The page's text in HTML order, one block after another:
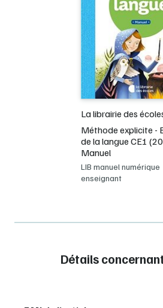
La librairie des
Méthode explicite -
de la langue CE1
Manuel
LIB manuel numérique
enseignant
Détails